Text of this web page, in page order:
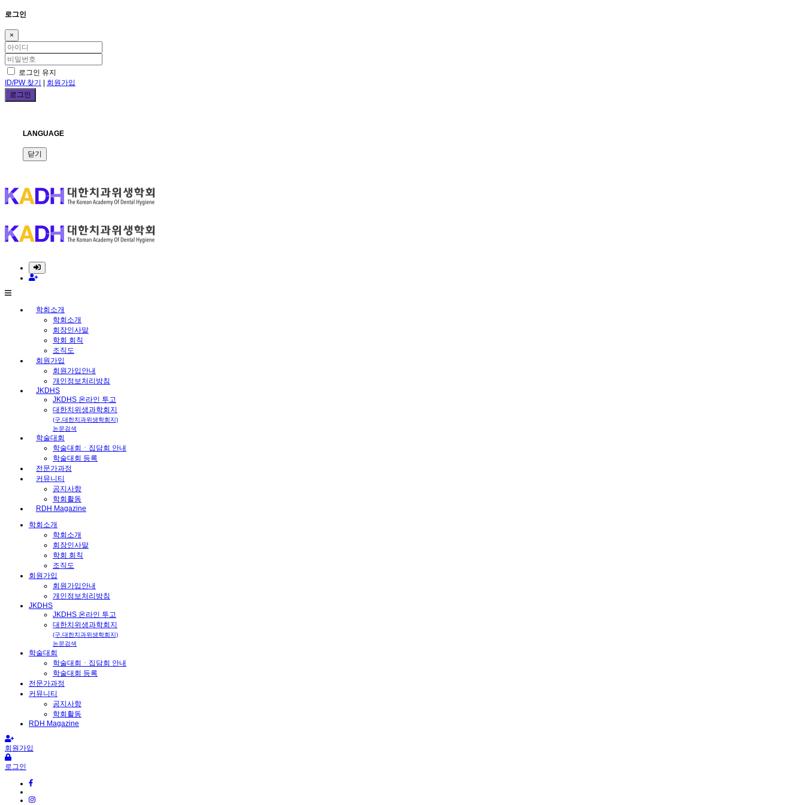
로그인
×
로그인 유지
ID/PW 찾기
회원가입
LANGUAGE
닫기
학회소개
학회소개
회장인사말
학회 회칙
조직도
회원가입
회원가입안내
개인정보처리방침
JKDHS
JKDHS 온라인 투고
대한치위생과학회지
(구.대한치과위생학회지)
논문검색
학술대회
학술대회ㆍ집담회 안내
학술대회 등록
전문가과정
커뮤니티
공지사항
학회활동
RDH Magazine
학회소개
학회소개
회장인사말
학회 회칙
조직도
회원가입
회원가입안내
개인정보처리방침
JKDHS
JKDHS 온라인 투고
대한치위생과학회지
(구.대한치과위생학회지)
논문검색
학술대회
학술대회ㆍ집담회 안내
학술대회 등록
전문가과정
커뮤니티
공지사항
학회활동
RDH Magazine
회원가입
로그인